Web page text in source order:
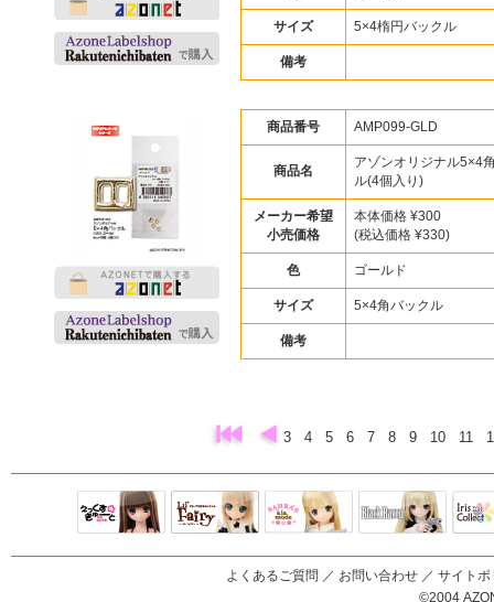
サイズ 5×4楕円バックル
備考
商品番号 AMP099-GLD
商品名
アゾンオリジナル5×4
ル(4個入り)
メーカー希望
小売価格
本体価格 ¥300
(税込価格 ¥330)
色 ゴールド
サイズ 5×4角バックル
備考
3 4 5 6 7 8 9 10 11
よくあるご質問 ／ お問い合わせ ／ サイトポ
©2004